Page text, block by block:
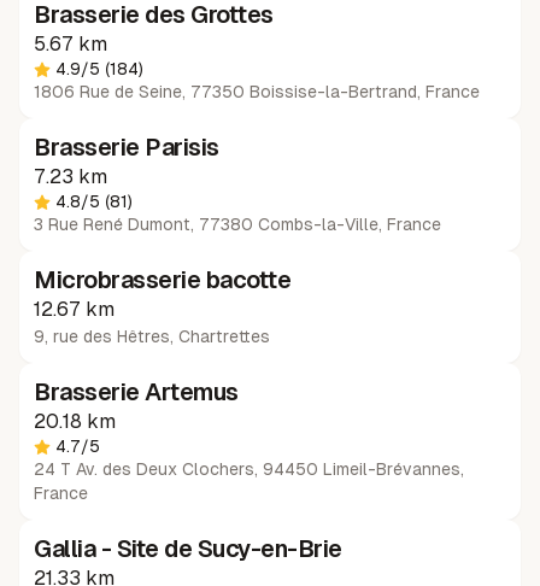
Brasserie des Grottes
5.67 km
4.9/5 (184)
1806 Rue de Seine, 77350 Boissise-la-Bertrand, France
Brasserie Parisis
7.23 km
4.8/5 (81)
3 Rue René Dumont, 77380 Combs-la-Ville, France
Microbrasserie bacotte
12.67 km
9, rue des Hêtres, Chartrettes
Brasserie Artemus
20.18 km
4.7/5
24 T Av. des Deux Clochers, 94450 Limeil-Brévannes,
France
Gallia - Site de Sucy-en-Brie
21.33 km